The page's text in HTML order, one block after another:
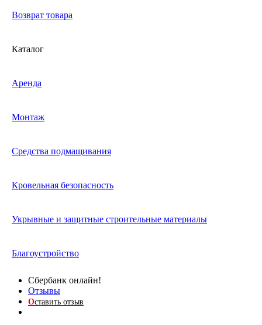
Возврат товара
Каталог
Аренда
Монтаж
Средства подмащивания
Кровельная безопасность
Укрывные и защитные строительные материалы
Благоустройство
Сбербанк онлайн!
Отзывы
Оставить отзыв